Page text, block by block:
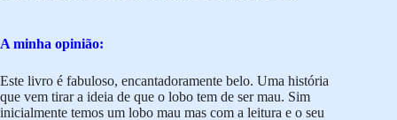
A minha opinião:
Este livro é fabuloso, encantadoramente belo. Uma história
que vem tirar a ideia de que o lobo tem de ser mau. Sim
inicialmente temos um lobo mau mas com a leitura e o seu